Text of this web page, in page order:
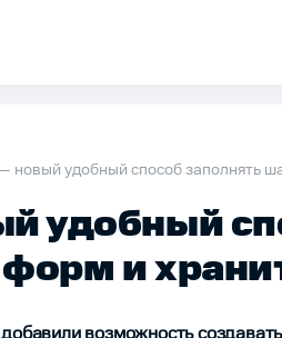
новый удобный способ заполнять
удобный
и